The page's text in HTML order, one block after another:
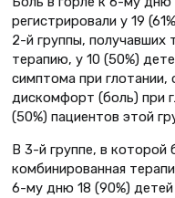
регистрировали у 19
2-й группы,
терапию, у 10 (50%)
симптома при
дискомфорт (боль) при
(50%) пациентов этой
В 3-й группе, в которой
комбинированная
6-му дню 18 (90%) детей